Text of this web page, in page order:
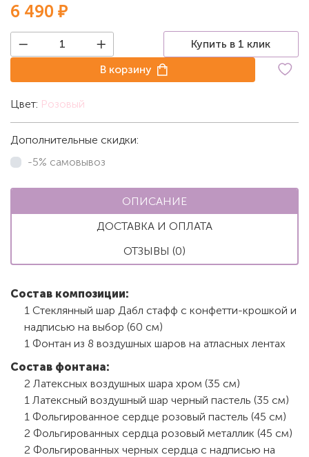
6 490 ₽
Купить в 1 клик
В корзину
Цвет: Розовый
Дополнительные скидки:
-5% самовывоз
ОПИСАНИЕ
ДОСТАВКА И ОПЛАТА
ОТЗЫВЫ (0)
Состав композиции:
1 Стеклянный шар Дабл стафф с конфетти-крошкой и
надписью на выбор (60 см)
1 Фонтан из 8 воздушных шаров на атласных лентах
Состав фонтана:
2 Латексных воздушных шара хром (35 см)
1 Латексный воздушный шар черный пастель (35 см)
1 Фольгированное сердце розовый пастель (45 см)
2 Фольгированных сердца розовый металлик (45 см)
2 Фольгированных черных сердца с надписью на